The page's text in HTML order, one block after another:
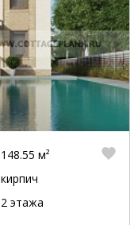
148.55 м²
кирпич
2 этажа